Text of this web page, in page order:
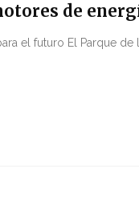
de
el futuro El Parque